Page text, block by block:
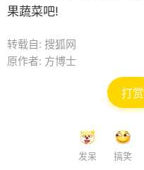
果蔬菜吧!
转载自: 搜狐网
原作者: 方博士
打赏
发呆 搞笑